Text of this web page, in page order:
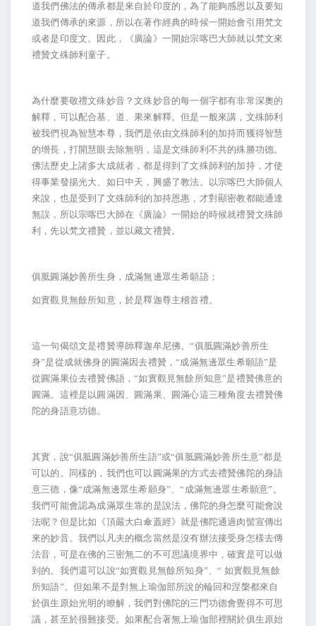
道我們佛法的傳承都是來自於印度的，為了能夠感恩以及要知
道我們傳承的來源，所以在著作經典的時候一開始會引用梵文
或者是印度文。因此，《廣論》一開始宗喀巴大師就以梵文來
禮贊文殊師利童子。
為什麼要敬禮文殊妙音？文殊妙音的每一個字都有非常深奧的
解釋，可以配合基、道、果來解釋。但是一般來講，文殊師利
被我們視為智慧本尊，我們是依由文殊師利的加持而獲得智慧
的增長，打開慧眼去除無明，這是文殊師利不共的殊勝功德。
佛法歷史上諸多大成就者，都是得到了文殊師利的加持，才使
得事業發揚光大、如日中天，興盛了教法。以宗喀巴大師個人
來說，也是受到了文殊師利的加持恩惠，才對顯密教都能通達
無誤，所以宗喀巴大師在《廣論》一開始的時候就禮贊文殊師
利，先以梵文禮贊，並以藏文禮贊。
俱胝圓滿妙善所生身，成滿無邊眾生希願語；
如實觀見無餘所知意，於是釋迦尊主稽首禮。
這一句偈頌文是禮贊導師釋迦牟尼佛。“俱胝圓滿妙善所生
身”是從成就佛身的圓滿因去禮贊，“成滿無邊眾生希願語”是
從圓滿果位去禮贊佛語，“如實觀見無餘所知意”是禮贊佛意的
圓滿。這裡是以圓滿因、圓滿果、圓滿心這三種角度去禮贊佛
陀的身語意功德。
其實，說“俱胝圓滿妙善所生語”或“俱胝圓滿妙善所生意”都是
可以的。同樣的，我們也可以圓滿果的方式去禮贊佛陀的身語
意三德，像“成滿無邊眾生希願身”、“成滿無邊眾生希願意”。
我們可能會認為成滿眾生靠的是說法，佛陀的身怎麼可能會說
法呢？但是比如《頂嚴大白傘蓋經》就是佛陀通過肉髻宣傳出
來的妙音。我們以凡夫的概念當然是沒有辦法接受身怎樣去傳
法音，可是在佛的三密無二的不可思議境界中，確實是可以做
到的。我們還可以說“如實觀見無餘所知身”、“ 如實觀見無餘
所知語”。但如果不是對無上瑜伽部所說的輪回和涅槃都來自
於俱生原始光明的瞭解，我們對佛陀的三門功德會覺得不可思
議，甚至於很難接受。如果配合著無上瑜伽部裡關於俱生原始